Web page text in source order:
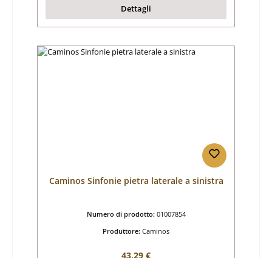
Dettagli
Caminos Sinfonie pietra laterale a sinistra
Numero di prodotto: 01007854
Produttore: Caminos
Prezzo normale:
43,29 €